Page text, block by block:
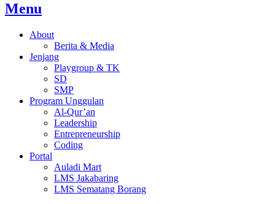
Menu
About
Berita & Media
Jenjang
Playgroup & TK
SD
SMP
Program Unggulan
Al-Qur’an
Leadership
Entrepreneurship
Coding
Portal
Auladi Mart
LMS Jakabaring
LMS Sematang Borang